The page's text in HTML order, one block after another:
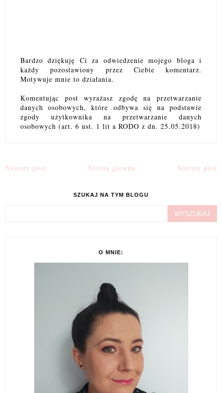
Bardzo dziękuję Ci za odwiedzenie mojego bloga i
każdy pozostawiony przez Ciebie komentarz.
Motywuje mnie to działania.
Komentując post wyrażasz zgodę na przetwarzanie
danych osobowych, które odbywa się na podstawie
zgody użytkownika na przetwarzanie danych
osobowych (art. 6 ust. 1 lit a RODO z dn. 25.05.2018)
Nowszy post Starszy post
Strona główna
SZUKAJ NA TYM BLOGU
O MNIE: